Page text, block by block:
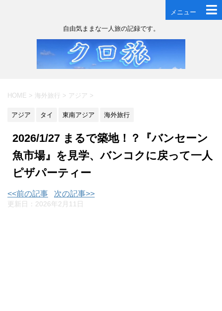
メニュー
自由気ままな一人旅の記録です。
HOME > 海外旅行 > アジア >
アジア タイ 東南アジア 海外旅行
2026/1/27 まるで築地！？『バンセーン
魚市場』を見学、バンコクに戻って一人
ピザパーティー
<<前の記事 次の記事>>
更新日： 2026年2月11日